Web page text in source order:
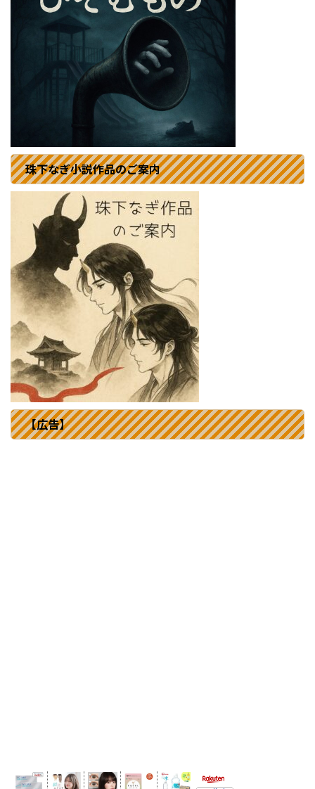
珠下なぎ小説作品のご案内
【広告】